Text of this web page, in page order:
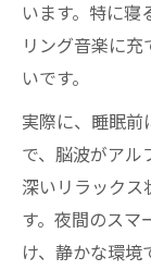
います。特に寝
リング音楽に
いです。
実際に、睡眠前
で、脳波がアル
深いリラックス
す。夜間のスマ
け、静かな環